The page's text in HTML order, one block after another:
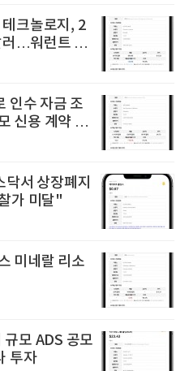
크놀로지, 2
러…워런트 행
인수 자금 조
신용 계약 체
서 상장폐지
가 미달"
미네랄 리소
모 ADS 공모
투자